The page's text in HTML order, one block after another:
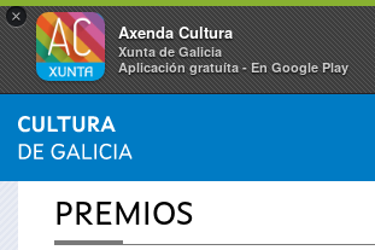
×
Axenda Cultura
Xunta de Galicia
Aplicación gratuíta - En Google Play
Vostede
está
INICIO
PREMIOS